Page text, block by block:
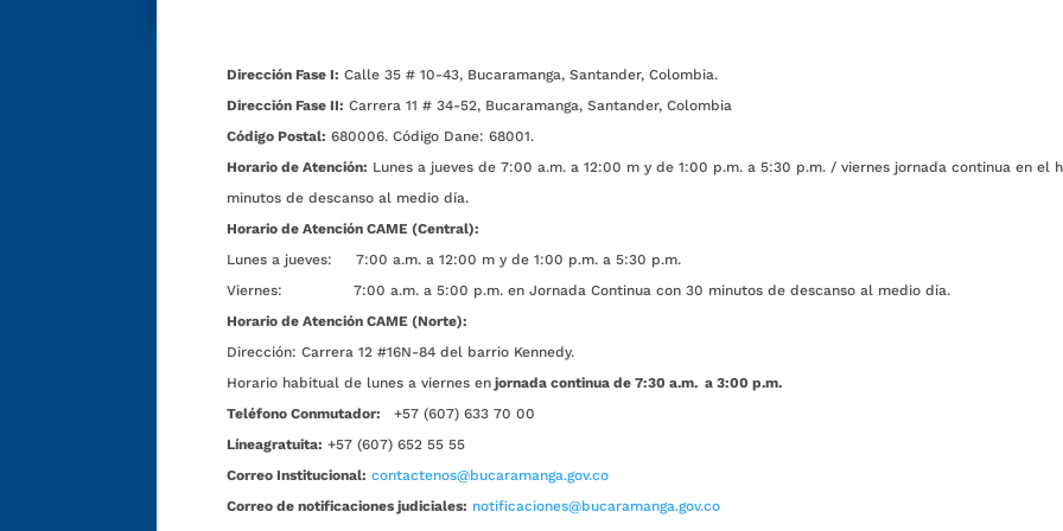
Dirección Fase I: Calle 35 # 10-43, Bucaramanga, Santander, Colombia.
Dirección Fase II: Carrera 11 # 34-52, Bucaramanga, Santander, Colombia
Código Postal: 680006. Código Dane: 68001.
Horario de Atención: Lunes a jueves de 7:00 a.m. a 12:00 m y de 1:00 p.m. a 5:30 p.m. / viernes jornada continua en el
minutos de descanso al medio día.
Horario de Atención CAME (Central):
Lunes a jueves: 7:00 a.m. a 12:00 m y de 1:00 p.m. a 5:30 p.m.
Viernes: 7:00 a.m. a 5:00 p.m. en Jornada Continua con 30 minutos de descanso al medio día.
Horario de Atención CAME (Norte):
Dirección: Carrera 12 #16N-84 del barrio Kennedy.
Horario habitual de lunes a viernes en jornada continua de 7:30 a.m. a 3:00 p.m.
Teléfono Conmutador:
+57 (607) 633 70 00
Líneagratuita: +57 (607) 652 55 55
Correo Institucional: contactenos@bucaramanga.gov.co
Correo de notificaciones judiciales: notificaciones@bucaramanga.gov.co